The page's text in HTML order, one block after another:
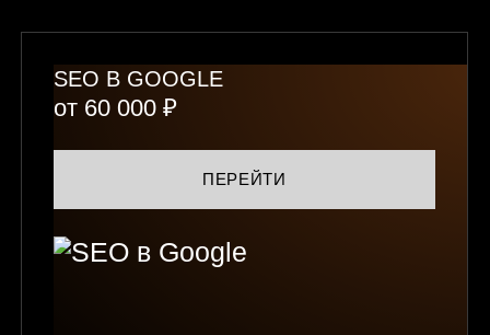
SEO В GOOGLE
от 60 000 ₽
ПЕРЕЙТИ